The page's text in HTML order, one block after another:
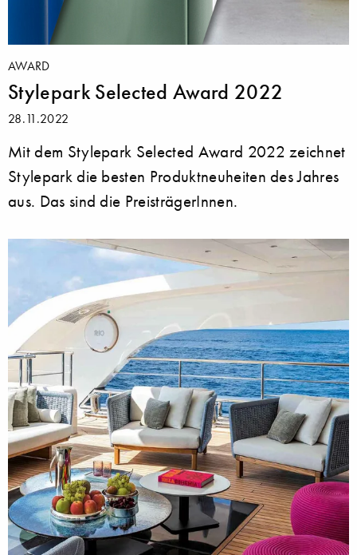
AWARD
Stylepark Selected Award 2022
28.11.2022
Mit dem Stylepark Selected Award 2022 zeichnet
Stylepark die besten Produktneuheiten des Jahres
aus. Das sind die PreisträgerInnen.